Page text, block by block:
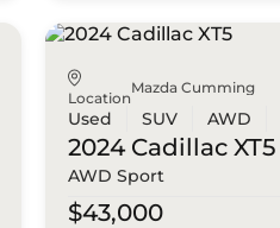
Location
Mazda Cumming
Used SUV AWD
2024 CadillacXT5
AWD Sport
$43,000